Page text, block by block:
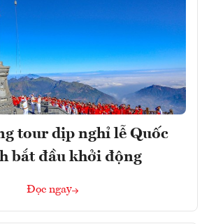
tour dịp nghỉ lễ Quốc
bắt đầu khởi động
Đọc ngay